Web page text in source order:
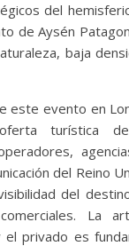
del
de Aysén
baja
este evento en
turística
del Reino
del
La
privado es